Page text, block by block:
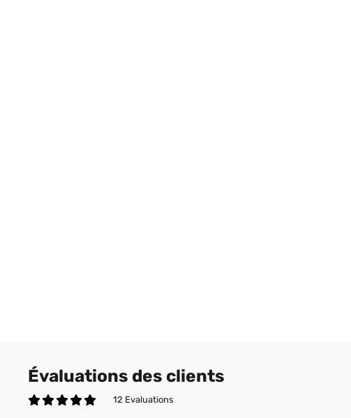
Évaluations des clients
12 Evaluations